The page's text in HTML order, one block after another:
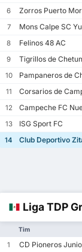
6
Zorros Puerto
7
Mons Calpe SC
8
Felinos 48 AC
9
Tigrillos de
10
Pampaneros de
11
Corsarios de
12
Campeche FC
13
ISG Sport FC
14
Club Deportivo
Liga TDP
Tim
1 CD Pioneros